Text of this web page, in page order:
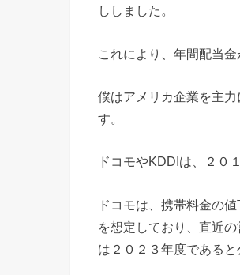
ししました。
これにより、年間配当
僕はアメリカ企業を主
す。
ドコモやKDDIは、２０
ドコモは、携帯料金の
を想定しており、直近
は２０２３年度であると